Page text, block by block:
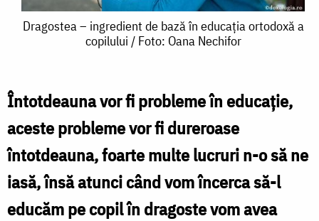
Dragostea
de
bază
în
educația
ortodoxă
Dragostea – ingredient de bază în educația ortodoxă a
copilului / Foto: Oana Nechifor
Întotdeauna vor fi probleme în educaţie,
aceste probleme vor fi dureroase
întotdeauna, foarte multe lucruri n-o să ne
iasă, însă atunci când vom încerca să-l
educăm pe copil în dragoste vom avea